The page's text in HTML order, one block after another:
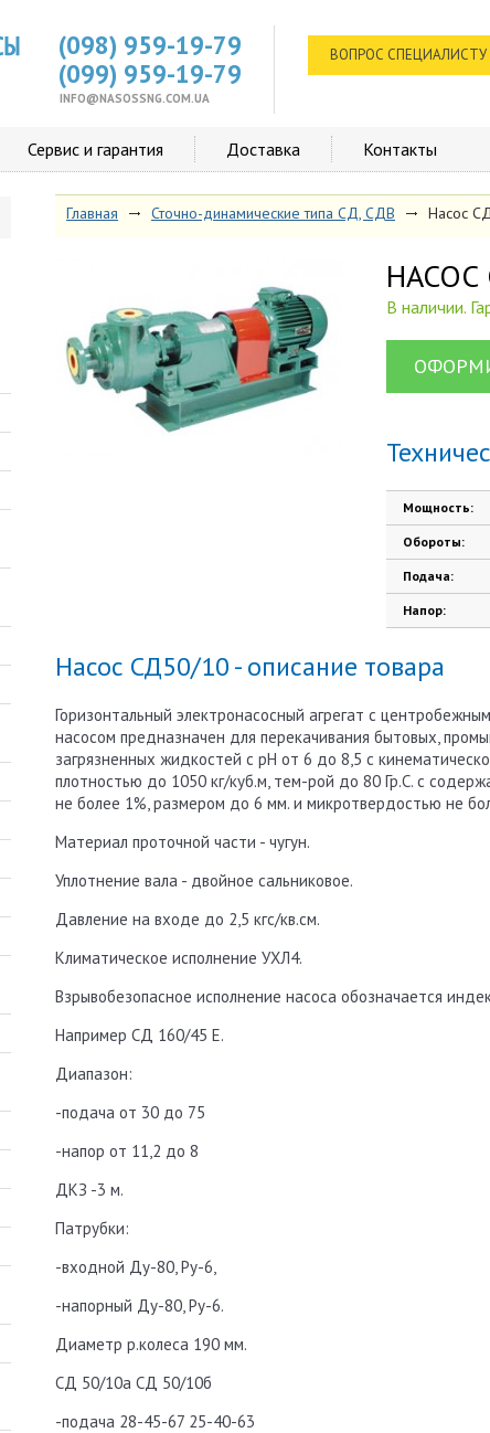
(098) 959-19-79
(099) 959-19-79
INFO@NASOSSNG.COM.UA
ВОПРОС СПЕЦИАЛИСТУ
Сервис и гарантия Доставка Контакты
Главная Сточно-динамические типа СД, СДВ Насос
В наличии.
Мощность:
Обороты:
Подача:
Напор:
Насос СД50/10 - описание товара
Горизонтальный электронасосный агрегат с
насосом предназначен для перекачивания бытовых,
загрязненных жидкостей с рН от 6 до 8,5 с
плотностью до 1050 кг/куб.м, тем-рой до 80 Гр.С. с
не более 1%, размером до 6 мм. и микротвердостью не
Материал проточной части - чугун.
Уплотнение вала - двойное сальниковое.
Давление на входе до 2,5 кгс/кв.см.
Климатическое исполнение УХЛ4.
Взрывобезопасное исполнение насоса обозначается
Например СД 160/45 Е.
Диапазон:
-подача от 30 до 75
-напор от 11,2 до 8
ДКЗ -3 м.
Патрубки:
-входной Ду-80, Ру-6,
-напорный Ду-80, Ру-6.
Диаметр р.колеса 190 мм.
СД 50/10а СД 50/10б
-подача 28-45-67 25-40-63